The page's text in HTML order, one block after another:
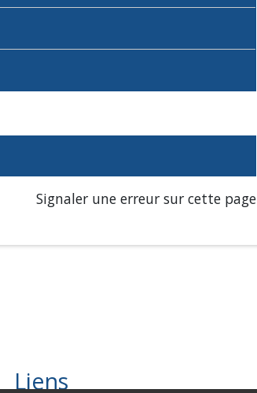
Signaler une erreur sur cette page
Liens